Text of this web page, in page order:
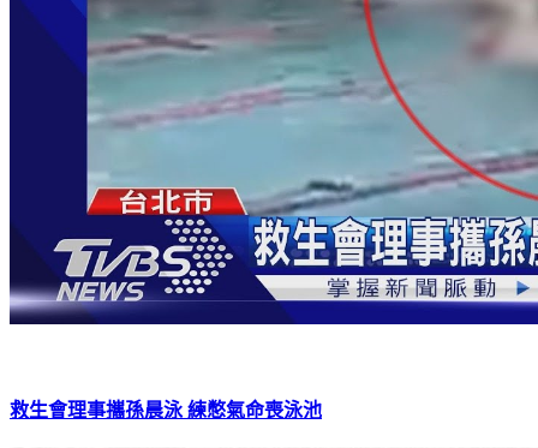
救生會理事攜孫晨泳 練憋氣命喪泳池